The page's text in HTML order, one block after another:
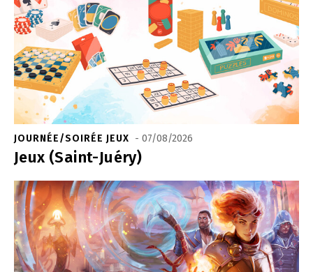
JOURNÉE/SOIRÉE JEUX - 07/08/2026
Jeux (Saint-Juéry)